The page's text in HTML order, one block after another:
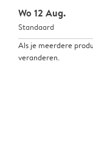
Wo 12 Aug.
Standaard
Als je meerdere
veranderen.